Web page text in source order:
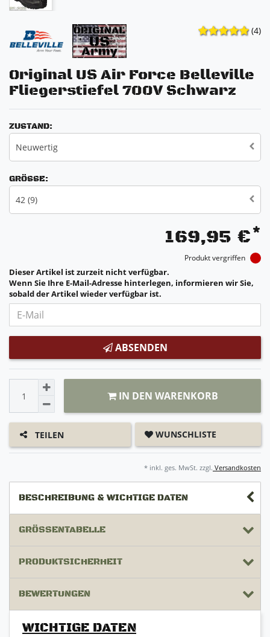
(4)
Original US Air Force Belleville
Fliegerstiefel 700V Schwarz
ZUSTAND:
Neuwertig
GRÖSSE:
42 (9)
169,95 €*
Produkt vergriffen
Dieser Artikel ist zurzeit nicht verfügbar.
Wenn Sie Ihre E-Mail-Adresse hinterlegen, informieren wir Sie,
sobald der Artikel wieder verfügbar ist.
ABSENDEN
IN DEN WARENKORB
TEILEN WUNSCHLISTE
* inkl. ges. MwSt. zzgl. Versandkosten
BESCHREIBUNG & WICHTIGE DATEN
GRÖSSENTABELLE
PRODUKTSICHERHEIT
BEWERTUNGEN
WICHTIGE DATEN